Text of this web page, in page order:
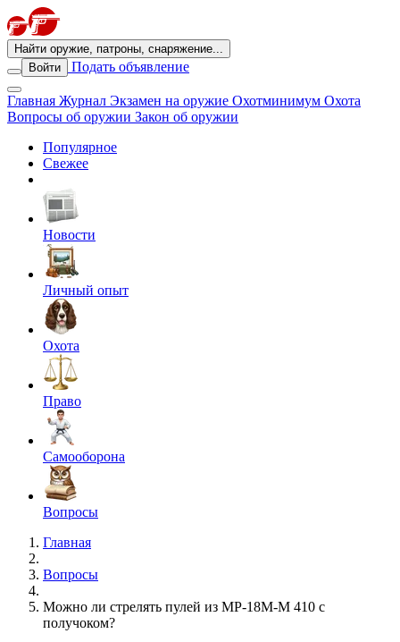
Найти оружие, патроны, снаряжение...
Войти
Подать объявление
Главная Журнал Экзамен на оружие Охотминимум Охота
Вопросы об оружии Закон об оружии
Популярное
Свежее
Новости
Личный опыт
Охота
Право
Самооборона
Вопросы
Главная
Вопросы
Можно ли стрелять пулей из МР-18М-М 410 с
получоком?